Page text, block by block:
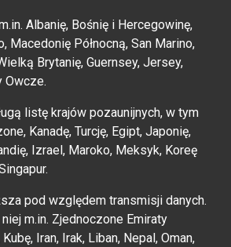
Albanię, Bośnię i Hercegowinę,
Macedonię Północną, San Marino,
Brytanię, Guernsey, Jersey,
Owcze.
listę krajów pozaunijnych, w tym
Kanadę, Turcję, Egipt, Japonię,
Izrael, Maroko, Meksyk, Koreę
pod względem transmisji danych.
m.in. Zjednoczone Emiraty
Iran, Irak, Liban, Nepal, Oman,